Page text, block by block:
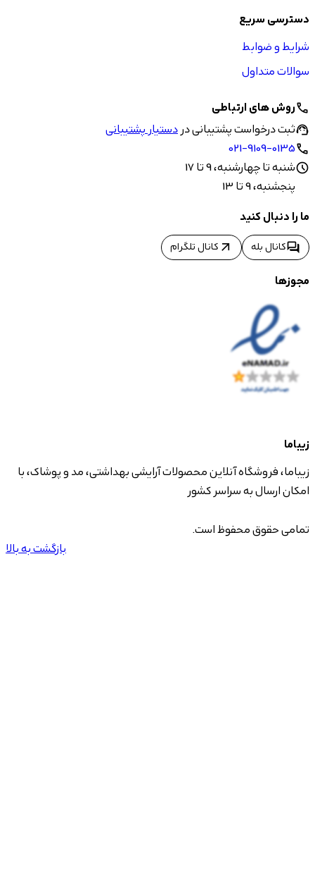
دسترسی سریع
شرایط و ضوابط
سوالات متداول
callروش های ارتباطی
support_agentثبت درخواست پشتیبانی دردستیار پشتیبانی
call
021-9109-0135
scheduleشنبه تا چهارشنبه، 9 تا 17
پنجشنبه، 9 تا 13
ما را دنبال کنید
forumکانال بله arrow_outward کانال تلگرام
مجوزها
زیباما
زیباما، فروشگاه آنلاین محصولات آرایشی بهداشتی، مد و پوشاک، با
امکان ارسال به سراسر کشور
تمامی حقوق محفوظ است.
بازگشت به بالا